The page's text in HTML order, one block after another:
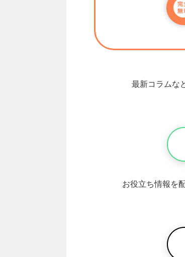
最新コラムな
お役立ち情報を